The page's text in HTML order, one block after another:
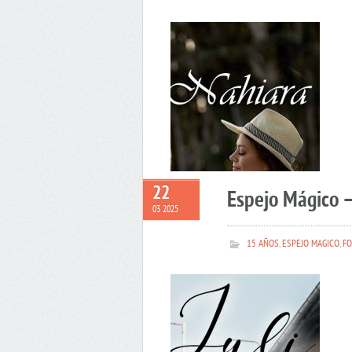
22
03 2025 Espejo Mágico
15 AÑOS,ESPEJO MAGICO,